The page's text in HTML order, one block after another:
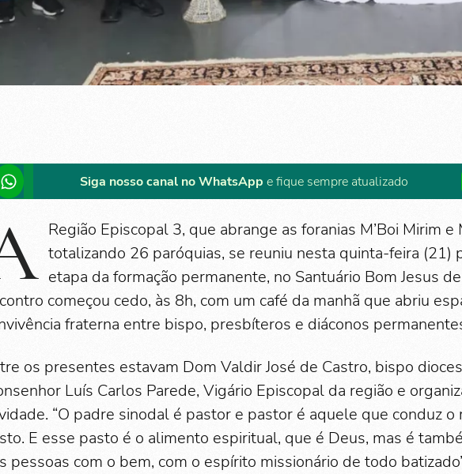
Siga nosso canal no WhatsApp e fique sempre atualizado
Região Episcopal 3, que abrange as foranias M’Boi Mirim e
totalizando 26 paróquias, se reuniu nesta quinta-feira (21)
etapa da formação permanente, no Santuário Bom Jesus
começou cedo, às 8h, com um café da manhã que abriu
fraterna entre bispo, presbíteros e diáconos
os presentes estavam Dom Valdir José de Castro, bispo
Luís Carlos Parede, Vigário Episcopal da região e
“O padre sinodal é pastor e pastor é aquele que conduz o
E esse pasto é o alimento espiritual, que é Deus, mas é
pessoas com o bem, com o espírito missionário de todo